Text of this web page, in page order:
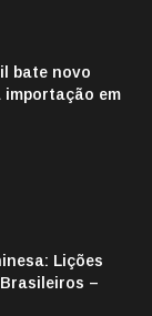
bate novo
em
Lições
–